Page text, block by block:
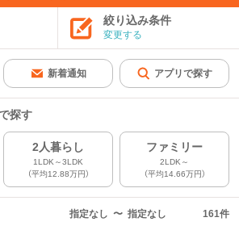
絞り込み条件
変更する
新着通知 アプリで探す
探す
2人暮らし
1LDK～3LDK
（平均12.88万円）
ファミリー
2LDK～
（平均14.66万円）
指定なし 〜 指定なし 161件